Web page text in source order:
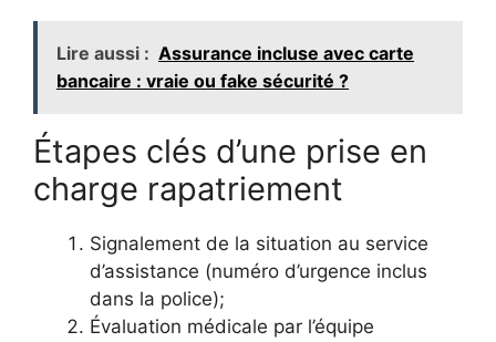
Lire aussi : Assurance incluse avec carte
bancaire : vraie ou fake sécurité ?
Étapes clés d’une prise en
charge rapatriement
Signalement de la situation au service
d’assistance (numéro d’urgence inclus
dans la police);
Évaluation médicale par l’équipe